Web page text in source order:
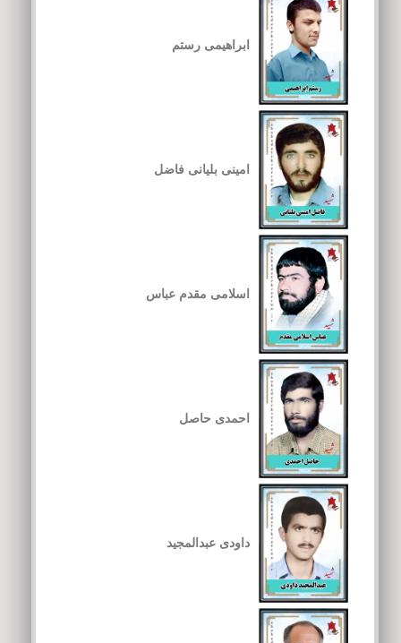
ابراهیمی رستم
امینی بلیانی فاضل
اسلامی مقدم عباس
احمدی حاصل
داودی عبدالمجید